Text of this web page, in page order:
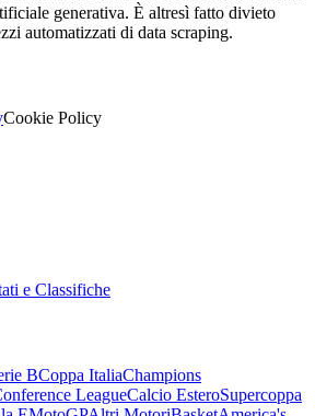
generativa. È altresì fatto divieto
automatizzati di data scraping.
Cookie Policy
e Classifiche
BCoppa ItaliaChampions
LeagueCalcio EsteroSupercoppa